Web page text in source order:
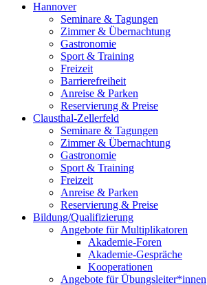
Hannover
Seminare & Tagungen
Zimmer & Übernachtung
Gastronomie
Sport & Training
Freizeit
Barrierefreiheit
Anreise & Parken
Reservierung & Preise
Clausthal-Zellerfeld
Seminare & Tagungen
Zimmer & Übernachtung
Gastronomie
Sport & Training
Freizeit
Anreise & Parken
Reservierung & Preise
Bildung/Qualifizierung
Angebote für Multiplikatoren
Akademie-Foren
Akademie-Gespräche
Kooperationen
Angebote für Übungsleiter*innen